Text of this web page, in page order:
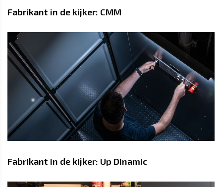
Fabrikant in de kijker: CMM
Fabrikant in de kijker: Up Dinamic